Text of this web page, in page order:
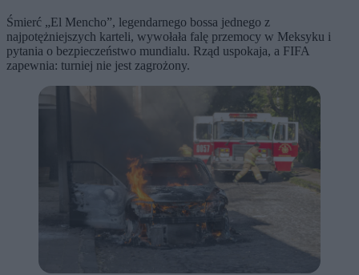
Śmierć „El Mencho”, legendarnego bossa jednego z
najpotężniejszych karteli, wywołała falę przemocy w Meksyku i
pytania o bezpieczeństwo mundialu. Rząd uspokaja, a FIFA
zapewnia: turniej nie jest zagrożony.